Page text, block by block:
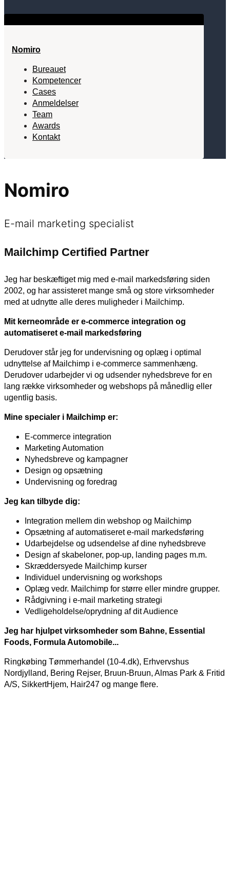
Nomiro
Bureauet
Kompetencer
Cases
Anmeldelser
Team
Awards
Kontakt
Nomiro
E-mail marketing specialist
Mailchimp Certified Partner
Jeg har beskæftiget mig med e-mail markedsføring siden
2002, og har assisteret mange små og store virksomheder
med at udnytte alle deres muligheder i Mailchimp.
Mit kerneområde er e-commerce integration og
automatiseret e-mail markedsføring
Derudover står jeg for undervisning og oplæg i optimal
udnyttelse af Mailchimp i e-commerce sammenhæng.
Derudover udarbejder vi og udsender nyhedsbreve for en
lang række virksomheder og webshops på månedlig eller
ugentlig basis.
Mine specialer i Mailchimp er:
E-commerce integration
Marketing Automation
Nyhedsbreve og kampagner
Design og opsætning
Undervisning og foredrag
Jeg kan tilbyde dig:
Integration mellem din webshop og Mailchimp
Opsætning af automatiseret e-mail markedsføring
Udarbejdelse og udsendelse af dine nyhedsbreve
Design af skabeloner, pop-up, landing pages m.m.
Skræddersyede Mailchimp kurser
Individuel undervisning og workshops
Oplæg vedr. Mailchimp for større eller mindre grupper.
Rådgivning i e-mail marketing strategi
Vedligeholdelse/oprydning af dit Audience
Jeg har hjulpet virksomheder som Bahne, Essential
Foods, Formula Automobile...
Ringkøbing Tømmerhandel (10-4.dk), Erhvervshus
Nordjylland, Bering Rejser, Bruun-Bruun, Almas Park & Fritid
A/S, SikkertHjem, Hair247 og mange flere.